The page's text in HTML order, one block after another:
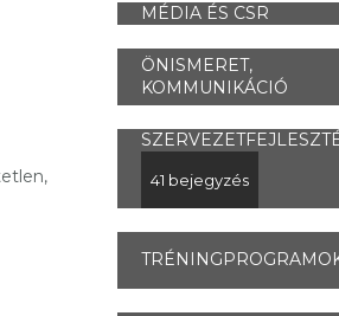
MÉDIA ÉS CSR
ÖNISMERET,
KOMMUNIKÁCIÓ
41 bejegyzés